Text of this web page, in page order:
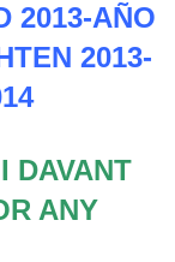
2013-AÑO
2013-
DAVANT
ANY